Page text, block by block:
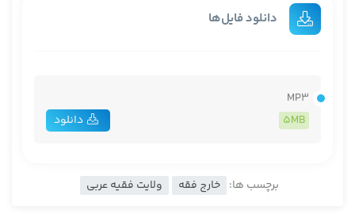
دانلود فایل‌ها
MP3
5MB
دانلود
برچسب ها: خارج فقه ولایت فقیه عربی